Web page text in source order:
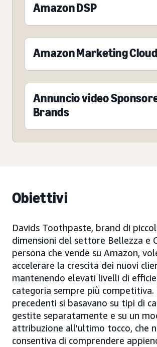
Amazon DSP
Amazon Marketing Cloud
Annuncio video
Brands
Obiettivi
Davids Toothpaste, brand di
dimensioni del settore Bellezza e
persona che vende su Amazon,
accelerare la crescita dei nuovi
mantenendo elevati livelli di
categoria sempre più
precedenti si basavano su tipi di
gestite separatamente e su un
attribuzione all'ultimo tocco, che
consentiva di comprendere